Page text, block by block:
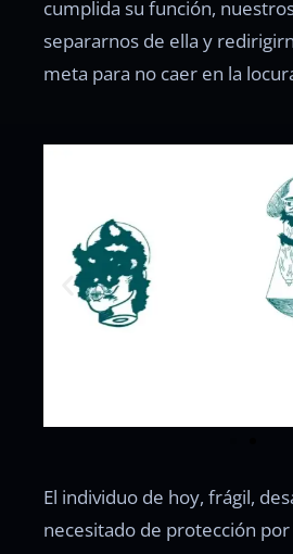
cumplida su función,
separarnos de ella y
meta para no caer en la
El individuo de hoy, frágil,
necesitado de protección